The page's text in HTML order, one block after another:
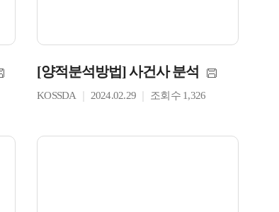
[양적분석방법] 사건사 분석
KOSSDA 2024.02.29 조회수 1,326